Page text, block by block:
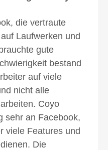
die vertraute
Laufwerken und
gute
bestand
auf viele
nicht alle
Coyo
sehr an Facebook,
viele Features und
Die